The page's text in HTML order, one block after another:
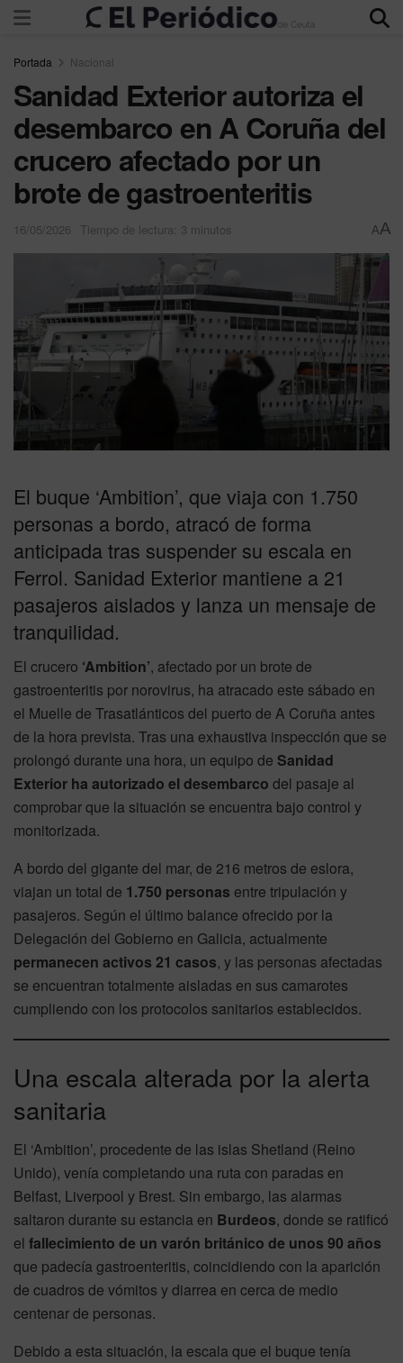
Portada Nacional
Sanidad Exterior autoriza el
desembarco en A Coruña del
crucero afectado por un
brote de gastroenteritis
16/05/2026 Tiempo de lectura: 3 minutos AA
El buque ‘Ambition’, que viaja con 1.750
personas a bordo, atracó de forma
anticipada tras suspender su escala en
Ferrol. Sanidad Exterior mantiene a 21
pasajeros aislados y lanza un mensaje de
tranquilidad.
El crucero ‘Ambition’, afectado por un brote de
gastroenteritis por norovirus, ha atracado este sábado en
el Muelle de Trasatlánticos del puerto de A Coruña antes
de la hora prevista. Tras una exhaustiva inspección que se
prolongó durante una hora, un equipo de Sanidad
Exterior ha autorizado el desembarco del pasaje al
comprobar que la situación se encuentra bajo control y
monitorizada.
A bordo del gigante del mar, de 216 metros de eslora,
viajan un total de 1.750 personas entre tripulación y
pasajeros. Según el último balance ofrecido por la
Delegación del Gobierno en Galicia, actualmente
permanecen activos 21 casos, y las personas afectadas
se encuentran totalmente aisladas en sus camarotes
cumpliendo con los protocolos sanitarios establecidos.
Una escala alterada por la alerta
sanitaria
El ‘Ambition’, procedente de las islas Shetland (Reino
Unido), venía completando una ruta con paradas en
Belfast, Liverpool y Brest. Sin embargo, las alarmas
saltaron durante su estancia en Burdeos, donde se ratificó
el fallecimiento de un varón británico de unos 90 años
que padecía gastroenteritis, coincidiendo con la aparición
de cuadros de vómitos y diarrea en cerca de medio
centenar de personas.
Debido a esta situación, la escala que el buque tenía